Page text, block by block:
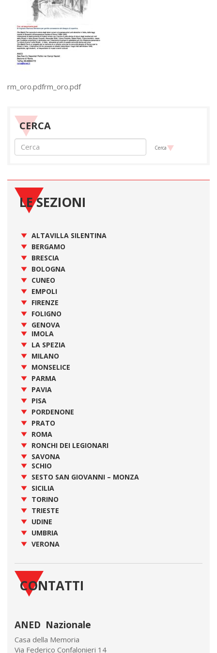
rm_oro.pdfrm_oro.pdf
CERCA
Cerca
LE SEZIONI
ALTAVILLA SILENTINA
BERGAMO
BRESCIA
BOLOGNA
CUNEO
EMPOLI
FIRENZE
FOLIGNO
GENOVA
IMOLA
LA SPEZIA
MILANO
MONSELICE
PARMA
PAVIA
PISA
PORDENONE
PRATO
ROMA
RONCHI DEI LEGIONARI
SAVONA
SCHIO
SESTO SAN GIOVANNI – MONZA
SICILIA
TORINO
TRIESTE
UDINE
UMBRIA
VERONA
CONTATTI
ANED Nazionale
Casa della Memoria
Via Federico Confalonieri 14